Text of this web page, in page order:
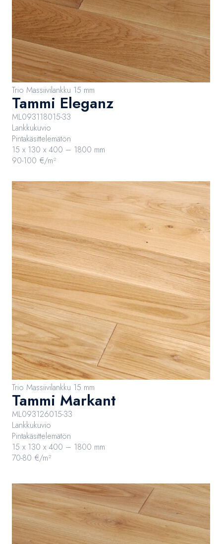
Trio Massiivilankku 15 mm
Tammi Eleganz
ML093118015-33
Lankkukuvio
Pintakäsittelemätön
15 x 130 x 400 – 1800 mm
90-100 €/m²
Trio Massiivilankku 15 mm
Tammi Markant
ML093126015-33
Lankkukuvio
Pintakäsittelemätön
15 x 130 x 400 – 1800 mm
70-80 €/m²